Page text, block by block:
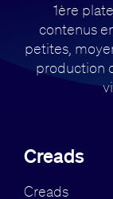
1ère
contenus
petites,
production
Creads
Creads